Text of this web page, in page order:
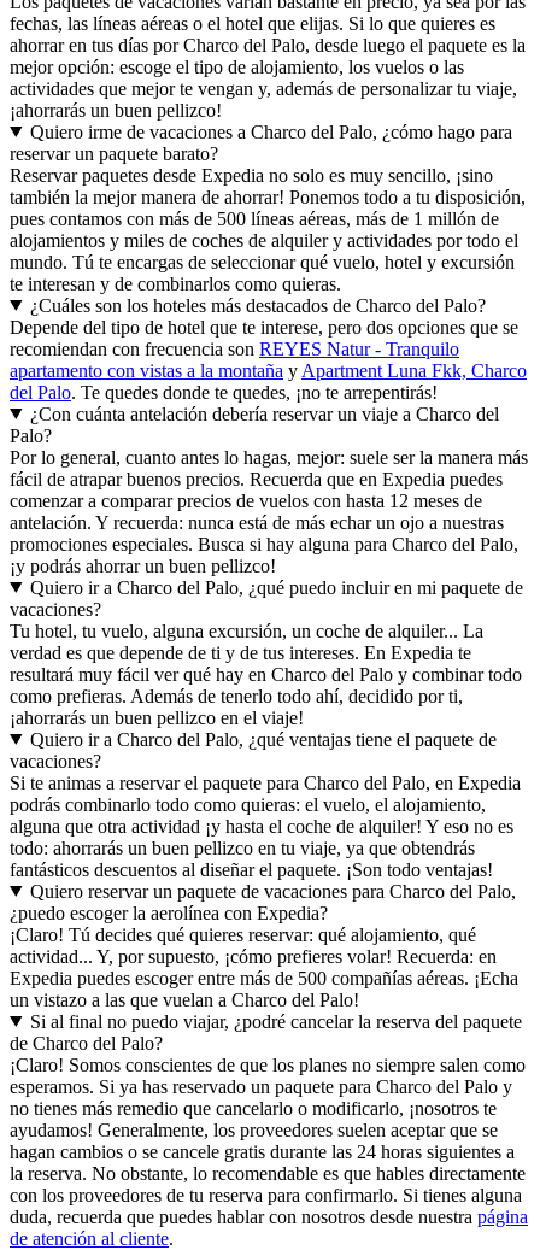
fechas, las líneas aéreas o el hotel que elijas. Si lo que quieres es
ahorrar en tus días por Charco del Palo, desde luego el paquete es la
mejor opción: escoge el tipo de alojamiento, los vuelos o las
actividades que mejor te vengan y, además de personalizar tu viaje,
¡ahorrarás un buen pellizco!
Quiero irme de vacaciones a Charco del Palo, ¿cómo hago para
reservar un paquete barato?
Reservar paquetes desde Expedia no solo es muy sencillo, ¡sino
también la mejor manera de ahorrar! Ponemos todo a tu disposición,
pues contamos con más de 500 líneas aéreas, más de 1 millón de
alojamientos y miles de coches de alquiler y actividades por todo el
mundo. Tú te encargas de seleccionar qué vuelo, hotel y excursión
te interesan y de combinarlos como quieras.
¿Cuáles son los hoteles más destacados de Charco del Palo?
Depende del tipo de hotel que te interese, pero dos opciones que se
recomiendan con frecuencia son REYES Natur - Tranquilo
apartamento con vistas a la montaña y Apartment Luna Fkk, Charco
del Palo. Te quedes donde te quedes, ¡no te arrepentirás!
¿Con cuánta antelación debería reservar un viaje a Charco del
Palo?
Por lo general, cuanto antes lo hagas, mejor: suele ser la manera más
fácil de atrapar buenos precios. Recuerda que en Expedia puedes
comenzar a comparar precios de vuelos con hasta 12 meses de
antelación. Y recuerda: nunca está de más echar un ojo a nuestras
promociones especiales. Busca si hay alguna para Charco del Palo,
¡y podrás ahorrar un buen pellizco!
Quiero ir a Charco del Palo, ¿qué puedo incluir en mi paquete de
vacaciones?
Tu hotel, tu vuelo, alguna excursión, un coche de alquiler... La
verdad es que depende de ti y de tus intereses. En Expedia te
resultará muy fácil ver qué hay en Charco del Palo y combinar todo
como prefieras. Además de tenerlo todo ahí, decidido por ti,
¡ahorrarás un buen pellizco en el viaje!
Quiero ir a Charco del Palo, ¿qué ventajas tiene el paquete de
vacaciones?
Si te animas a reservar el paquete para Charco del Palo, en Expedia
podrás combinarlo todo como quieras: el vuelo, el alojamiento,
alguna que otra actividad ¡y hasta el coche de alquiler! Y eso no es
todo: ahorrarás un buen pellizco en tu viaje, ya que obtendrás
fantásticos descuentos al diseñar el paquete. ¡Son todo ventajas!
Quiero reservar un paquete de vacaciones para Charco del Palo,
¿puedo escoger la aerolínea con Expedia?
¡Claro! Tú decides qué quieres reservar: qué alojamiento, qué
actividad... Y, por supuesto, ¡cómo prefieres volar! Recuerda: en
Expedia puedes escoger entre más de 500 compañías aéreas. ¡Echa
un vistazo a las que vuelan a Charco del Palo!
Si al final no puedo viajar, ¿podré cancelar la reserva del paquete
de Charco del Palo?
¡Claro! Somos conscientes de que los planes no siempre salen como
esperamos. Si ya has reservado un paquete para Charco del Palo y
no tienes más remedio que cancelarlo o modificarlo, ¡nosotros te
ayudamos! Generalmente, los proveedores suelen aceptar que se
hagan cambios o se cancele gratis durante las 24 horas siguientes a
la reserva. No obstante, lo recomendable es que hables directamente
con los proveedores de tu reserva para confirmarlo. Si tienes alguna
duda, recuerda que puedes hablar con nosotros desde nuestra página
de atención al cliente.